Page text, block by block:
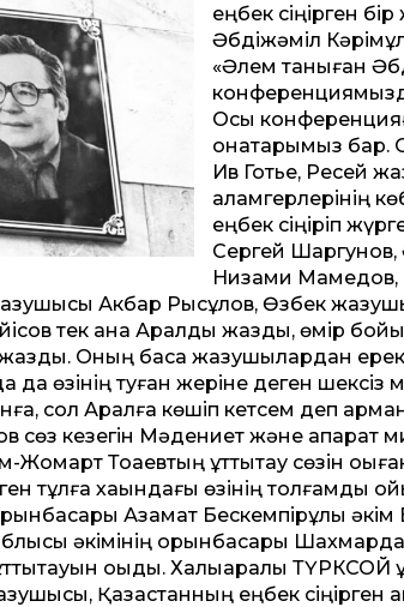
еңбек сіңірген
Әбдіжәміл
«Әлем таныған
Осы
қонақтарымыз
Ив Готье, Ресей
қаламгерлерінің
еңбек сіңіріп
Сергей
Низами Мамедов,
Акбар Рысқұлов, Өзбек
тек қана Аралды жазды, өмір
Оның басқа жазушылардан
өзінің туған жеріне деген шексіз
сол Аралға көшіп кетсем деп
кезегін Мәдениет және ақпарат
Тоқаевтың құт­тықтау сөзін
тұлға хақындағы өзінің толғамды
Азамат Бескемпірұлы
әкімінің орынбасары
оқыды. Халықаралық
Қазақстанның еңбек сіңірген